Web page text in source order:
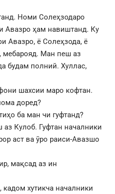
Номи Солеҳзодаро
Авазро ҳам навиштанд. Ку
Авазро, ё Солеҳзода, ё
мебарояд. Ман пеш аз
будам полний. Хуллас,
шахсии маро кофтан.
доред?
ба ман чи гуфтанд?
Кулоб. Гуфтан началники
аст ва ӯро раиси-Авазшо
мақсад аз ин
кадом хутикча началники